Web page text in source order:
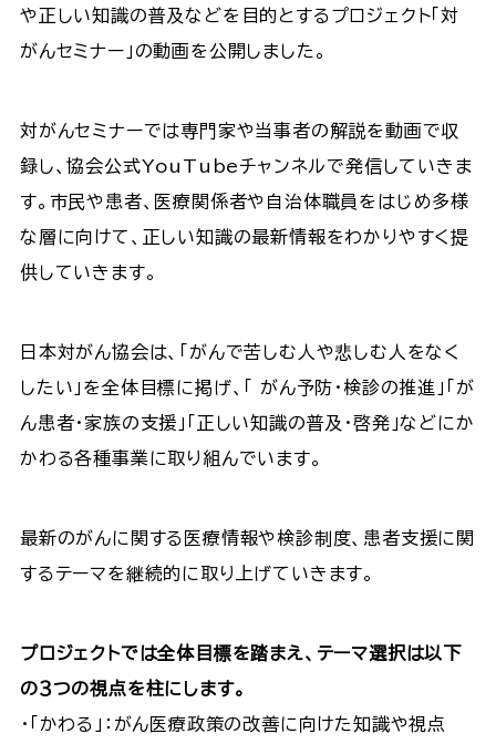
や正しい知識の普及などを目的とするプロジェクト「対
がんセミナー」の動画を公開しました。
対がんセミナーでは専門家や当事者の解説を動画で収
録し、協会公式YouTubeチャンネルで発信していきま
す。市民や患者、医療関係者や自治体職員をはじめ多様
な層に向けて、正しい知識の最新情報をわかりやすく提
供していきます。
日本対がん協会は、「がんで苦しむ人や悲しむ人をなく
したい」を全体目標に掲げ、「 がん予防・検診の推進」「が
ん患者・家族の支援」「正しい知識の普及・啓発」などにか
かわる各種事業に取り組んでいます。
最新のがんに関する医療情報や検診制度、患者支援に関
するテーマを継続的に取り上げていきます。
プロジェクトでは全体目標を踏まえ、テーマ選択は以下
の３つの視点を柱にします。
・「かわる」：がん医療政策の改善に向けた知識や視点